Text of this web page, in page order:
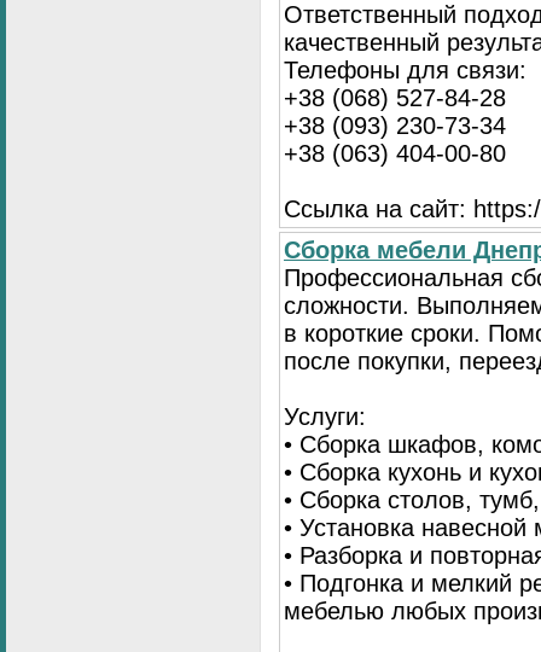
Ответственный
качественный
Телефоны для связи:
+38 (068) 527-84-28
+38 (093) 230-73-34
+38 (063) 404-00-80
Ссылка на сайт:
Сборка мебели
Профессиональная
сложности.
в короткие сроки.
после покупки,
Услуги:
• Сборка шкафов,
• Сборка кухонь и
• Сборка столов,
• Установка
• Разборка и
• Подгонка и мелкий
мебелью любых